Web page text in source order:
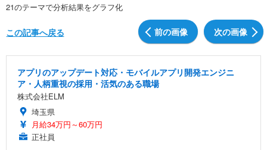
21のテーマで分析結果をグラフ化
前の画像 次の画像
この記事へ戻る
アプリのアップデート対応・モバイルアプリ開発エンジニ
ア・人柄重視の採用・活気のある職場
株式会社ELM
埼玉県
月給34万円～60万円
正社員